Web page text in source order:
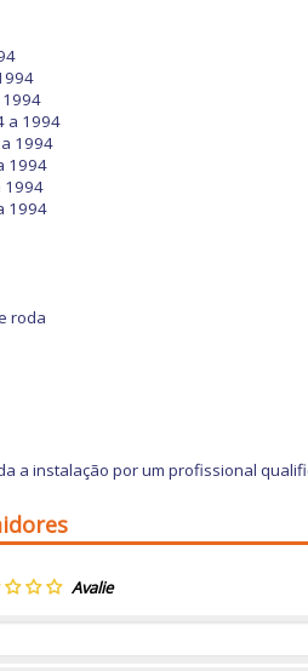
1994
a 1994
1994
1994
1994
1994
roda
a instalação por um profissional